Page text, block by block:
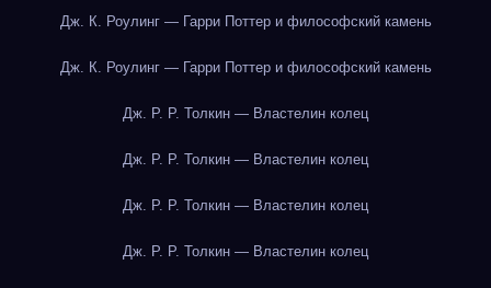
Дж. К. Роулинг — Гарри Поттер и философский камень
Дж. К. Роулинг — Гарри Поттер и философский камень
Дж. Р. Р. Толкин — Властелин колец
Дж. Р. Р. Толкин — Властелин колец
Дж. Р. Р. Толкин — Властелин колец
Дж. Р. Р. Толкин — Властелин колец